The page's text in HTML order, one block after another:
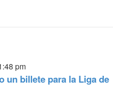
pm
un billete para la Liga de